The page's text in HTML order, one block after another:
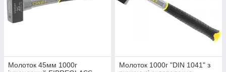
Молоток 45мм 1000г
Молоток 1000г "DIN 1041" з